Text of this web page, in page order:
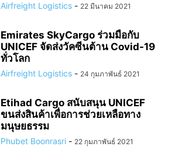
Airfreight Logistics - 22 มีนาคม 2021
Emirates SkyCargo ร่วมมือกับ
UNICEF จัดส่งวัคซีนต้าน Covid-19
ทั่วโลก
Airfreight Logistics - 24 กุมภาพันธ์ 2021
Etihad Cargo สนับสนุน UNICEF
ขนส่งสินค้าเพื่อการช่วยเหลือทาง
มนุษยธรรม
Phubet Boonrasri - 22 กุมภาพันธ์ 2021